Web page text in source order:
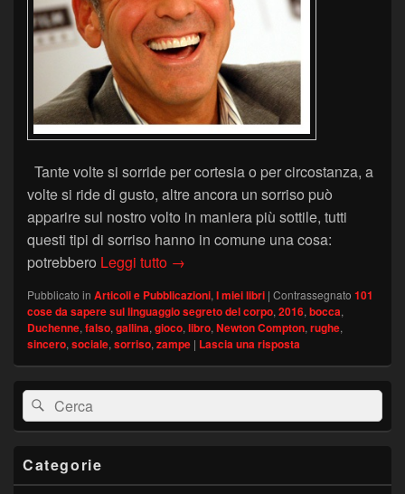
Tante volte si sorride per cortesia o per circostanza, a
volte si ride di gusto, altre ancora un sorriso può
apparire sul nostro volto in maniera più sottile, tutti
questi tipi di sorriso hanno in comune una cosa:
potrebbero Leggi tutto Sorrisi sinceri
→
Pubblicato in Articoli e Pubblicazioni, I miei libri | Contrassegnato 101
cose da sapere sul linguaggio segreto del corpo, 2016, bocca,
Duchenne, falso, gallina, gioco, libro, Newton Compton, rughe,
sincero, sociale, sorriso, zampe | Lascia una risposta
Area
widget
barra
laterale
Cerca:Cerca
Categorie